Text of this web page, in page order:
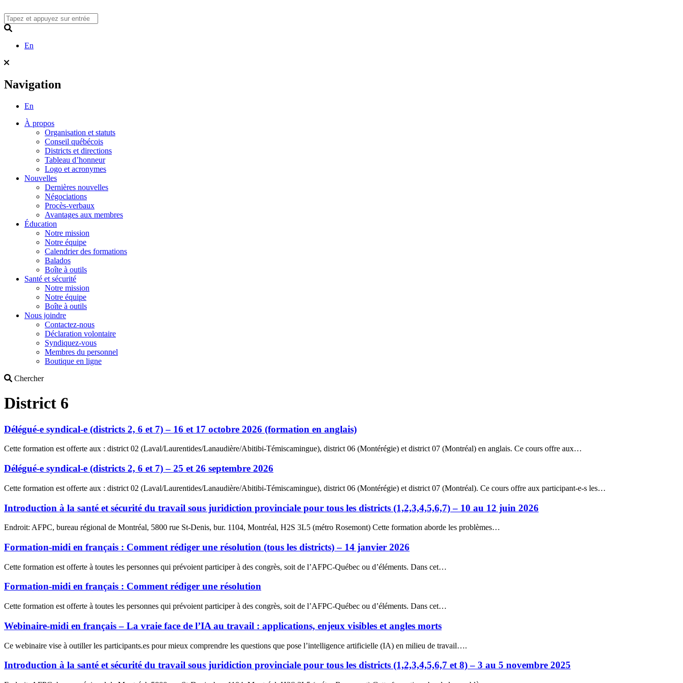
to
content
En
Navigation
En
À propos
Organisation et statuts
Conseil québécois
Districts et directions
Tableau d’honneur
Logo et acronymes
Nouvelles
Dernières nouvelles
Négociations
Procès-verbaux
Avantages aux membres
Éducation
Notre mission
Notre équipe
Calendrier des formations
Balados
Boîte à outils
Santé et sécurité
Notre mission
Notre équipe
Boîte à outils
Nous joindre
Contactez-nous
Déclaration volontaire
Syndiquez-vous
Membres du personnel
Boutique en ligne
ChercherSearch
District 6
Délégué-e syndical-e (districts 2, 6 et 7) – 16 et 17 octobre 2026 (formation en anglais)
Cette formation est offerte aux : district 02 (Laval/Laurentides/Lanaudière/Abitibi-Témiscamingue), district 06 (Montérégie) et district 07 (Montréal) en anglais. Ce cours offre aux…
Délégué-e syndical-e (districts 2, 6 et 7) – 25 et 26 septembre 2026
Cette formation est offerte aux : district 02 (Laval/Laurentides/Lanaudière/Abitibi-Témiscamingue), district 06 (Montérégie) et district 07 (Montréal). Ce cours offre aux participant-e-s les…
Introduction à la santé et sécurité du travail sous juridiction provinciale pour tous les districts (1,2,3,4,5,6,7) – 10 au 12 juin 2026
Endroit: AFPC, bureau régional de Montréal, 5800 rue St-Denis, bur. 1104, Montréal, H2S 3L5 (métro Rosemont) Cette formation aborde les problèmes…
Formation-midi en français : Comment rédiger une résolution (tous les districts) – 14 janvier 2026
Cette formation est offerte à toutes les personnes qui prévoient participer à des congrès, soit de l’AFPC-Québec ou d’éléments. Dans cet…
Formation-midi en français : Comment rédiger une résolution
Cette formation est offerte à toutes les personnes qui prévoient participer à des congrès, soit de l’AFPC-Québec ou d’éléments. Dans cet…
Webinaire-midi en français – La vraie face de l’IA au travail : applications, enjeux visibles et angles morts
Ce webinaire vise à outiller les participants.es pour mieux comprendre les questions que pose l’intelligence artificielle (IA) en milieu de travail….
Introduction à la santé et sécurité du travail sous juridiction provinciale pour tous les districts (1,2,3,4,5,6,7 et 8) – 3 au 5 novembre 2025